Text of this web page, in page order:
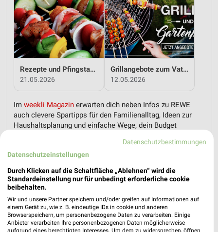
Rezepte und Pfingstangebote bei REWE!
21.05.2026
Grillangebote zum Vatertag bei REWE!
12.05.2026
Im weekli Magazin erwarten dich neben Infos zu REWE
auch clevere Spartipps für den Familienalltag, Ideen zur
Haushaltsplanung und einfache Wege, dein Budget
weekli - Prospekte & Angebote App
Alle REWE Angebote immer griffbereit – mit der kostenlosen
Datenschutzbestimmungen
Datenschutzeinstellungen
Durch Klicken auf die Schaltfläche „Ablehnen“ wird die
Standardeinstellung nur für unbedingt erforderliche cookie
beibehalten.
Wir und unsere Partner speichern und/oder greifen auf Informationen auf
einem Gerät zu, wie z. B. eindeutige IDs in cookie und anderen
Browserspeichern, um personenbezogene Daten zu verarbeiten. Einige
Anbieter verarbeiten Ihre personenbezogenen Daten möglicherweise
aufgrund eines berechtigten Interesses. Um dem zu widersprechen, öffnen